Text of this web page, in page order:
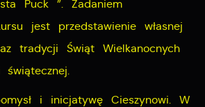
Puck ”. Zadaniem
jest przedstawienie własnej
tradycji Świąt Wielkanocnych
i inicjatywę Cieszynowi. W
z jaką odwiedzane są
Dane pozwalają nam na ocenę
internetowych pod względem ich
Zgromadzone
plikom cookies prezentujemy Ci
i aktualności na stronach